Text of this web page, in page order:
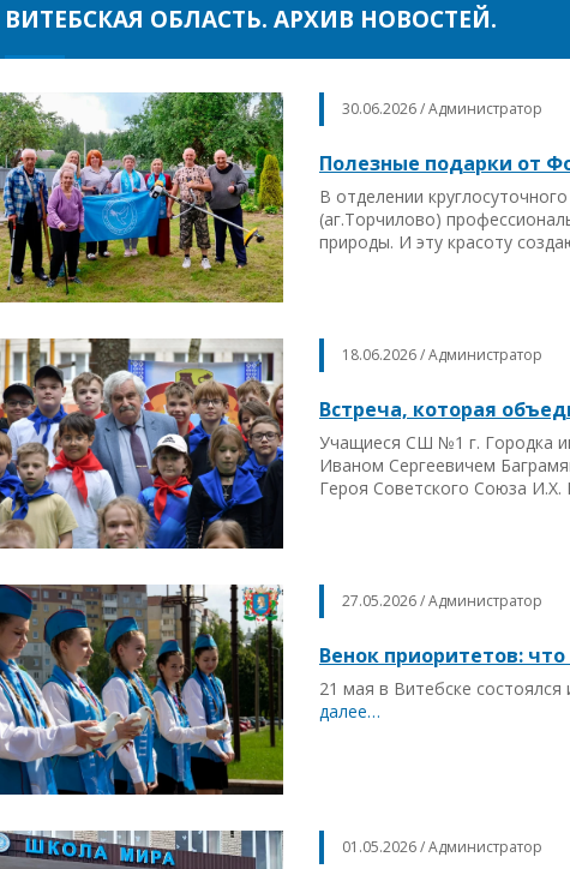
ВИТЕБСКАЯ ОБЛАСТЬ. АРХИВ НОВОСТЕЙ.
30.06.2026 / Администратор
Полезные подарки от
В отделении
(аг.Торчилово)
природы. И эту красоту
18.06.2026 / Администратор
Встреча, которая
Учащиеся СШ №1 г. Городка
Иваном Сергеевичем
Героя Советского Союза И.Х.
27.05.2026 / Администратор
Венок приоритетов:
21 мая в Витебске
далее…
01.05.2026 / Администратор